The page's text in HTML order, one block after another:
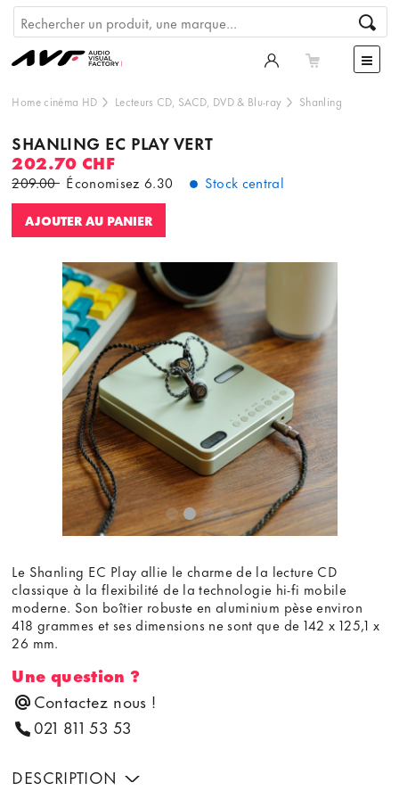
Home cinéma HD Lecteurs CD, SACD, DVD & Blu-ray Shanling
SHANLING EC PLAY VERT
202.70 CHF
209.00 Économisez6.30 Stock central
AJOUTER AU PANIER
Le Shanling EC Play allie le charme de la lecture CD
classique à la flexibilité de la technologie hi-fi mobile
moderne. Son boîtier robuste en aluminium pèse environ
418 grammes et ses dimensions ne sont que de 142 x 125,1 x
26 mm.
Une question ?
Contactez nous !
021 811 53 53
DESCRIPTION